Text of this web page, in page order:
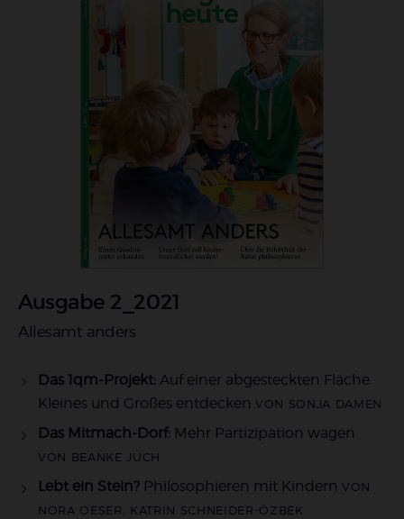
Ausgabe 2_2021
:
Allesamt anders
Das 1qm-Projekt:Auf einer abgesteckten Fläche
Kleines und Großes entdecken VON SONJA DAMEN
Das Mitmach-Dorf:Mehr Partizipation wagen
VON BEANKE JUCH
Lebt ein Stein?Philosophieren mit Kindern VON
NORA OESER, KATRIN SCHNEIDER-ÖZBEK